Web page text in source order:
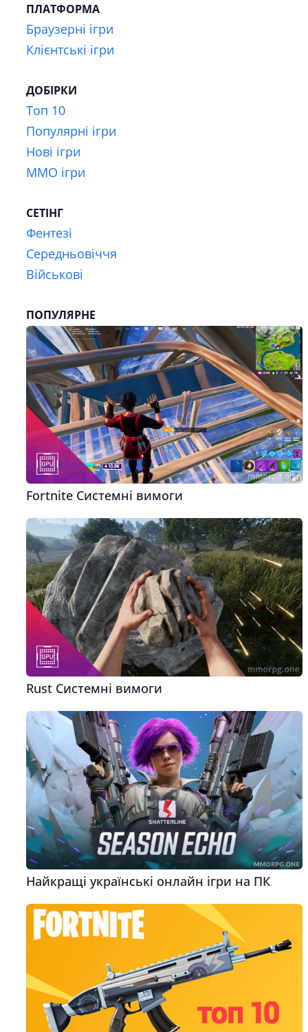
ПЛАТФОРМА
Браузерні ігри
Клієнтські ігри
ДОБІРКИ
Топ 10
Популярні ігри
Нові ігри
MMO ігри
СЕТІНГ
Фентезі
Середньовіччя
Військові
ПОПУЛЯРНЕ
Fortnite Системні вимоги
Rust Системні вимоги
Найкращі українські онлайн ігри на ПК